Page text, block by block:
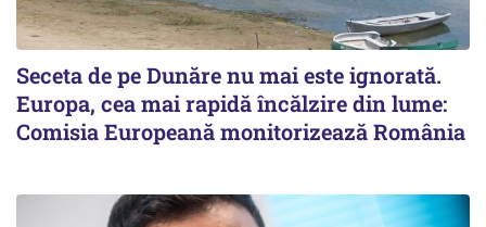
Seceta de pe Dunăre nu mai este ignorată.
Europa, cea mai rapidă încălzire din lume:
Comisia Europeană monitorizează România